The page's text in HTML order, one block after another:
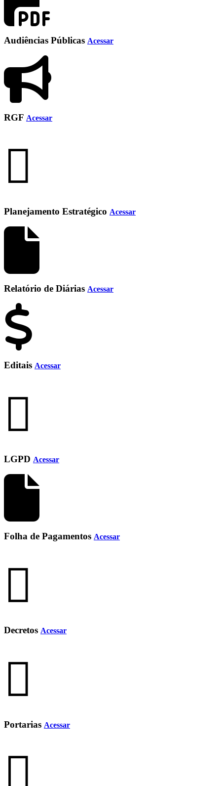
Audiências Públicas Acessar
RGF Acessar
Planejamento Estratégico Acessar
Relatório de Diárias Acessar
Editais Acessar
LGPD Acessar
Folha de Pagamentos Acessar
Decretos Acessar
Portarias Acessar